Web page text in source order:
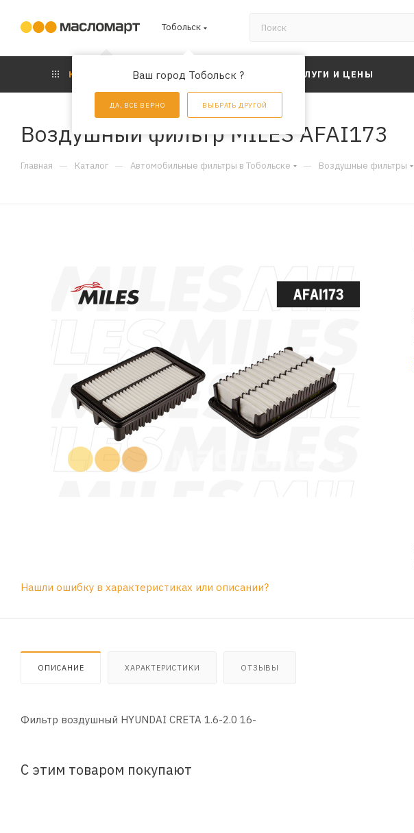
Тобольск
Ваш город Тобольск ?
ДА, ВСЕ ВЕРНО ВЫБРАТЬ ДРУГОЙ
КАТАЛОГ АКЦИИ УСЛУГИ И ЦЕНЫ
Воздушный фильтр MILES AFAI173
Главная — Каталог — Автомобильные фильтры в Тобольске — Воздушные фильтры
Нашли ошибку в характеристиках или описании?
ОПИСАНИЕ ХАРАКТЕРИСТИКИ ОТЗЫВЫ
Фильтр воздушный HYUNDAI CRETA 1.6-2.0 16-
С этим товаром покупают